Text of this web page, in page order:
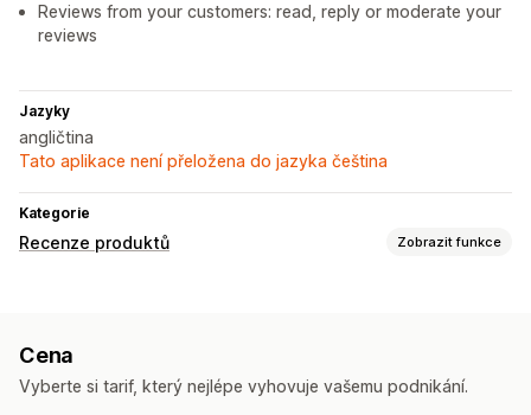
Reviews from your customers: read, reply or moderate your
reviews
Jazyky
angličtina
Tato aplikace není přeložena do jazyka čeština
Kategorie
Recenze produktů Zobrazit funkce
Cena
Vyberte si tarif, který nejlépe vyhovuje vašemu podnikání.